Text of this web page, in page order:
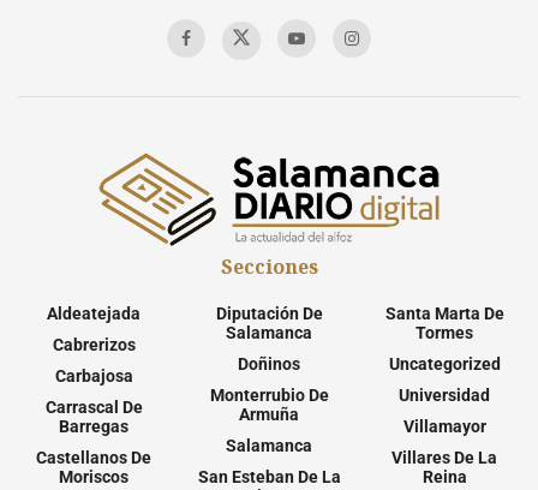
Secciones
Aldeatejada
Cabrerizos
Carbajosa
Carrascal De
Barregas
Castellanos De
Moriscos
Diputación De
Salamanca
Doñinos
Monterrubio De
Armuña
Salamanca
San Esteban De La
Santa Marta De
Tormes
Uncategorized
Universidad
Villamayor
Villares De La
Reina